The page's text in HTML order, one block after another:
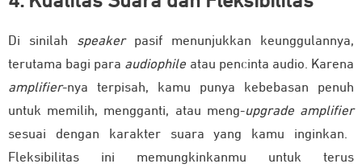
Di sinilah speakerpasif menunjukkan keunggulannya,
terutama bagi para audiophile atau pencinta audio. Karena
amplifier-nya terpisah, kamu punya kebebasan penuh
untuk memilih, mengganti, atau meng-upgrade amplifier
sesuai dengan karakter suara yang kamu inginkan.
Fleksibilitas ini memungkinkanmu untuk terus